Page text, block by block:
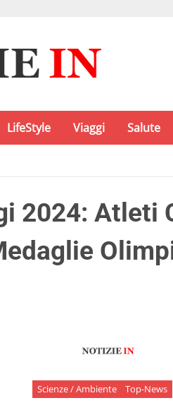
LifeStyle Viaggi Salute
2024: Atleti
Scienze / Ambiente Top-News